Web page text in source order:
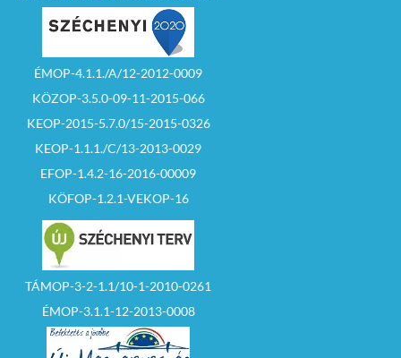
ÉMOP-4.1.1./A/12-2012-0009
KÖZOP-3.5.0-09-11-2015-066
KEOP-2015-5.7.0/15-2015-0326
KEOP-1.1.1./C/13-2013-0029
EFOP-1.4.2-16-2016-00009
KÖFOP-1.2.1-VEKOP-16
TÁMOP-3-2-1.1/10-1-2010-0261
ÉMOP-3.1.1-12-2013-0008